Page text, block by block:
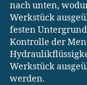
nach unten,
Werkstück
festen
Kontrolle der
Werkstück
werden.